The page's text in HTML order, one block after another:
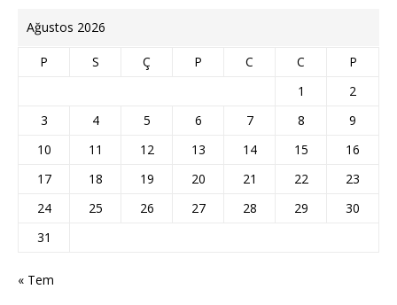
Ağustos 2026
P S Ç P C C
P
1
2
3
4 5 6 7 8
9
10
11 12 13 14 15
16
17
18 19 20 21 22
23
24
25 26 27 28 29
30
31
« Tem